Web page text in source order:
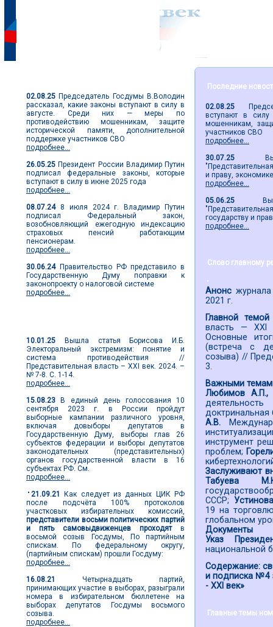
02.08.25 Председатель Госдумы В.Володин
рассказал, какие законы вступают в силу в
августе. Среди них — меры по
противодействию мошенникам, защите
исторической памяти, дополнительной
поддержке участников СВО
подробнее...
26.05.25 Президент России Владимир Путин
подписал федеральные законы, которые
вступают в силу в июне 2025 года
подробнее...
08.07.248 июля 2024 г. Владимир Путин
подписал Федеральный закон,
возобновляющий ежегодную индексацию
страховых пенсий работающим
пенсионерам.
подробнее...
30.06.24Правительство РФ представило в
Государственную Думу поправки к
законопроекту о налоговой системе
подробнее...
10.01.25 Вышла статья Борисова И.Б.
Электоральный экстремизм: понятие и
система противодействия //
Представительная власть – XXI век. 2024. –
№ 7-8. С. 1-14.
подробнее...
15.08.23 В единый день голосования 10
сентября 2023 г. в России пройдут
выборные кампании различного уровня,
включая довыборы депутатов в
Государственную Думу, выборы глав 26
субъектов федерации и выборы депутатов
законодательных (представительных)
органов государственной власти в 16
субъектах РФ. См.
подробнее...
21.09.21
Как следует из данных ЦИК РФ
после подсчёта 100% протоколов
участковых избирательных комиссий,
представители восьми политических партий
и пять самовыдвиженцев проходятв
восьмой созыв Госдумы, По партийным
спискам. По федеральному округу,
(партийным спискам) прошли Госдуму:
подробнее...
16.08.21
Четырнадцать партий,
принимающих участие в выборах, разыграли
номера в избирательном бюллетене на
выборах депутатов Госдумы восьмого
созыва.
подробнее...
Последние
02.08.25
вступают в
мошенникам,
участников СВО
подробнее...
30.07.25 Вышел
и праву,
подробнее...
05.06.25 Вышел
государству и
подробнее...
Слово главному
Анонс
2021 г.
Главной темой
власть —
Основные
(встреча с
созыва) //
3.
Важными
Любимов
А.В.
инструмент
проблем;
Заслуживают
Табуева
СССР;
19 на
глобальном
Документы
Указ
национальной
Содержание:
и подписка №4
- ХХI век»
Главные темы